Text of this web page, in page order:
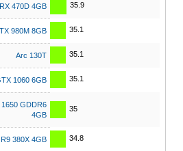
470D 4GB 35.9
980M 8GB 35.1
Arc 130T 35.1
1060 6GB 35.1
GDDR6
4GB
35
380X 4GB 34.8